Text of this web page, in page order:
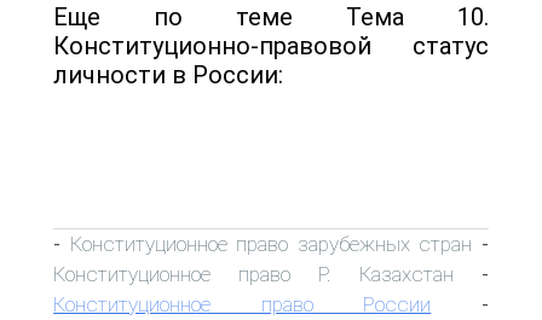
Еще по теме Тема 10.
Конституционно-правовой статус
личности в России:
- Конституционное право зарубежных стран -
Конституционное право Р. Казахстан -
Конституционное право России -